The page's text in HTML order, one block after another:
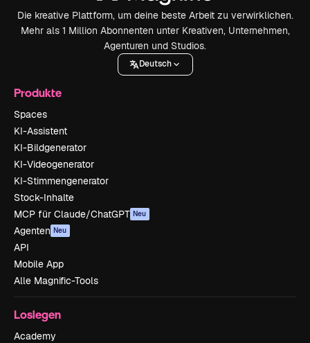
Die kreative Plattform, um deine beste Arbeit zu verwirklichen.
Mehr als 1 Million Abonnenten unter Kreativen, Unternehmen,
Agenturen und Studios.
Deutsch
Produkte
Spaces
KI-Assistent
KI-Bildgenerator
KI-Videogenerator
KI-Stimmengenerator
Stock-Inhalte
MCP für Claude/ChatGPT Neu
Agenten Neu
API
Mobile App
Alle Magnific-Tools
Loslegen
Academy